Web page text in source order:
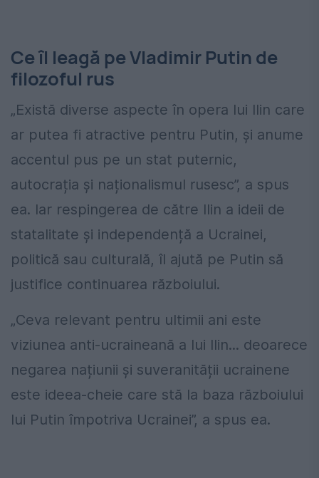
Ce îl leagă pe Vladimir Putin de
filozoful rus
„Există diverse aspecte în opera lui Ilin care
ar putea fi atractive pentru Putin, și anume
accentul pus pe un stat puternic,
autocrația și naționalismul rusesc”, a spus
ea. Iar respingerea de către Ilin a ideii de
statalitate și independență a Ucrainei,
politică sau culturală, îl ajută pe Putin să
justifice continuarea războiului.
„Ceva relevant pentru ultimii ani este
viziunea anti-ucraineană a lui Ilin... deoarece
negarea națiunii și suveranității ucrainene
este ideea-cheie care stă la baza războiului
lui Putin împotriva Ucrainei”, a spus ea.